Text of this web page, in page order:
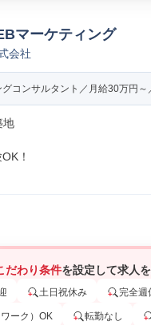
マーケティング
会社
コンサルタント／月給30万円
地
！
だわり条件を設定して求人
土日祝休み 完全週
ーク）OK 転勤なし